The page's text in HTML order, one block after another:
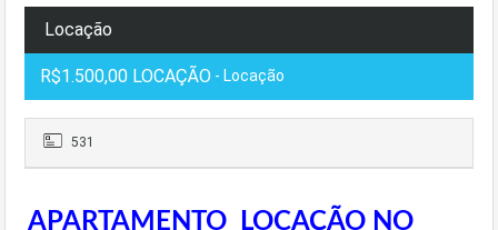
Locação
R$1.500,00 LOCAÇÃO - Locação
531
APARTAMENTO LOCAÇÃO NO